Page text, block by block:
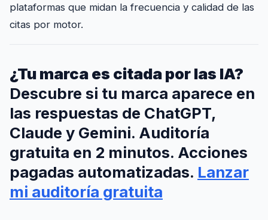
plataformas que midan la frecuencia y calidad de las
citas por motor.
¿Tu marca es citada por las IA?
Descubre si tu marca aparece en
las respuestas de ChatGPT,
Claude y Gemini. Auditoría
gratuita en 2 minutos. Acciones
pagadas automatizadas. Lanzar
mi auditoría gratuita